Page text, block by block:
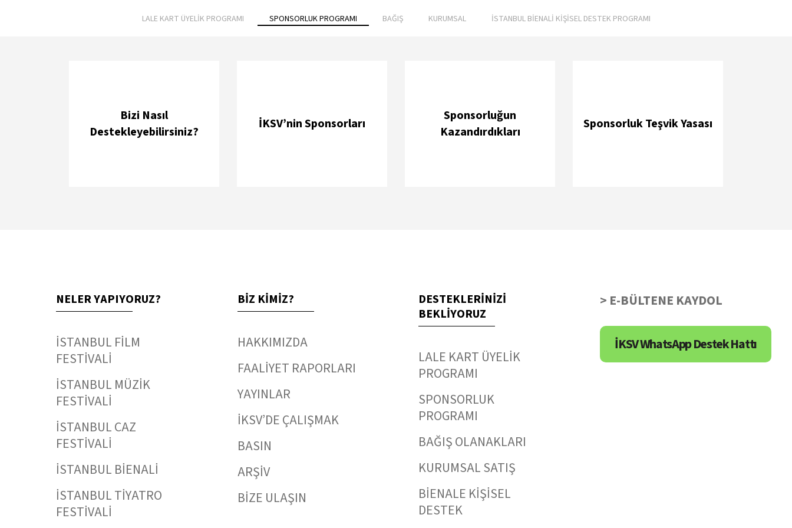
LALE KART ÜYELİK PROGRAMI SPONSORLUK PROGRAMI BAĞIŞ KURUMSAL İSTANBUL BİENALİ KİŞİSEL DESTEK PROGRAMI
Bizi Nasıl
Destekleyebilirsiniz?
İKSV’nin Sponsorları
Sponsorluğun
Kazandırdıkları
Sponsorluk Teşvik Yasası
NELER YAPIYORUZ?
İSTANBUL FİLM
FESTİVALİ
İSTANBUL MÜZİK
FESTİVALİ
İSTANBUL CAZ
FESTİVALİ
İSTANBUL BİENALİ
İSTANBUL TİYATRO
FESTİVALİ
BİZ KİMİZ?
HAKKIMIZDA
FAALİYET RAPORLARI
YAYINLAR
İKSV’DE ÇALIŞMAK
BASIN
ARŞİV
BİZE ULAŞIN
DESTEKLERİNİZİ
BEKLİYORUZ
LALE KART ÜYELİK
PROGRAMI
SPONSORLUK
PROGRAMI
BAĞIŞ OLANAKLARI
KURUMSAL SATIŞ
BİENALE KİŞİSEL
DESTEK
> E-BÜLTENE KAYDOL
İKSV WhatsApp Destek Hattı